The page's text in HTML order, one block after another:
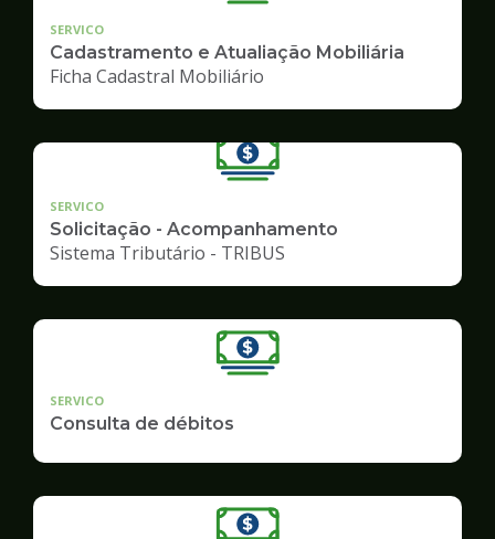
SERVICO
Cadastramento e Atualiação Mobiliária
Ficha Cadastral Mobiliário
SERVICO
Solicitação - Acompanhamento
Sistema Tributário - TRIBUS
SERVICO
Consulta de débitos